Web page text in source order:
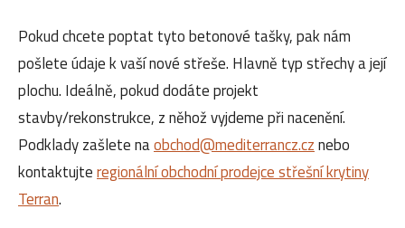
Pokud chcete poptat tyto betonové tašky, pak nám
pošlete údaje k vaší nové střeše. Hlavně typ střechy a její
plochu. Ideálně, pokud dodáte projekt
stavby/rekonstrukce, z něhož vyjdeme při nacenění.
Podklady zašlete naobchod@mediterrancz.cznebo
kontaktujteregionální obchodní prodejce střešní krytiny
Terran.